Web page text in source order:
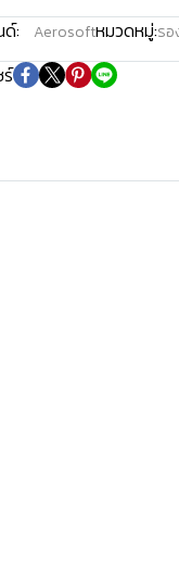
ด์:
Aerosoftหมวดหมู่:รอ